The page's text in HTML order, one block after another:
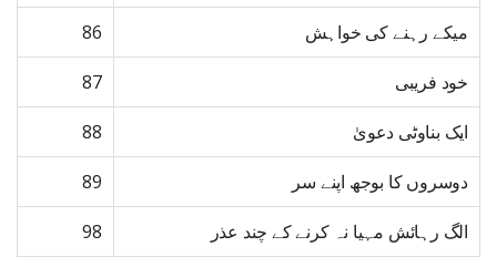
میکے رہنے کی خواہش 86
خود فریبی 87
ایک بناوٹی دعویٰ 88
دوسروں کا بوجھ اپنے سر 89
الگ رہائش مہیا نہ کرنے کے چند عذر 98